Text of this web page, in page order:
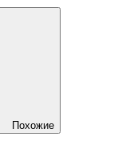
Похожие